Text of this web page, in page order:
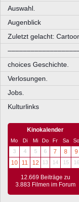
Auswahl.
Augenblick
Zuletzt gelacht:
choices Geschichte.
Verlosungen.
Jobs.
Kulturlinks
Kinokalender
Mo Di Mi Do Fr Sa
So
3
4 5 6 7 8
9
10
11 12 13 14 15 16
12.669 Beiträge zu
3.883 Filmen im Forum